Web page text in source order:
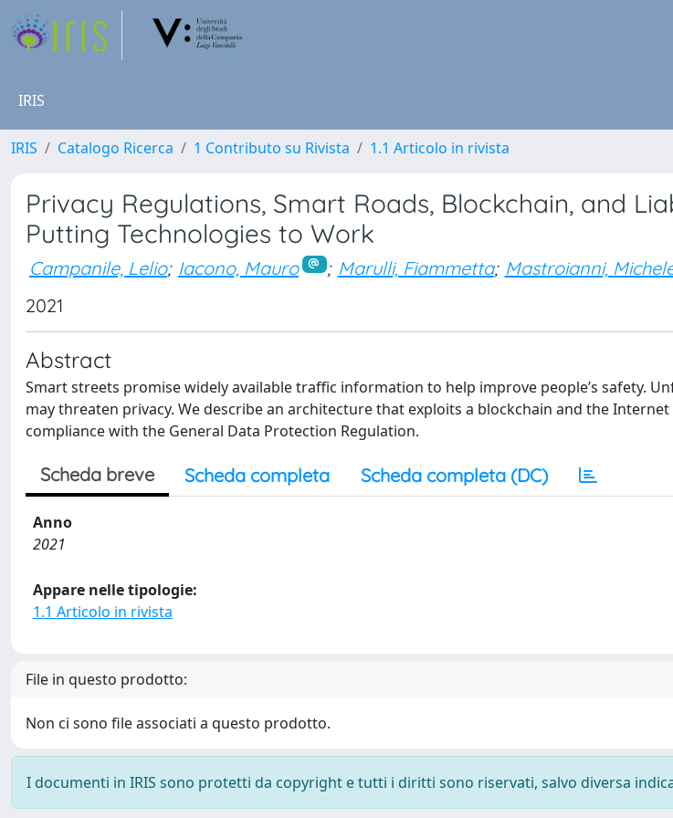
IRIS
IRIS Catalogo Ricerca 1 Contributo su Rivista 1.1 Articolo in rivista
Privacy Regulations, Smart Roads, Blockchain, and
Putting Technologies to Work
Campanile, Lelio; Iacono, Mauro ; Marulli, Fiammetta; Mastroianni,
2021
Abstract
Smart streets promise widely available traffic information to help improve people’s safety.
may threaten privacy. We describe an architecture that exploits a blockchain and the
compliance with the General Data Protection Regulation.
Scheda breve Scheda completa Scheda completa (DC)
Anno
2021
Appare nelle tipologie:
1.1 Articolo in rivista
File in questo prodotto:
Non ci sono file associati a questo prodotto.
I documenti in IRIS sono protetti da copyright e tutti i diritti sono riservati, salvo diversa